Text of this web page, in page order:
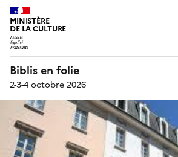
MINISTÈRE
DE LA CULTURE
Biblis en folie
2-3-4 octobre 2026